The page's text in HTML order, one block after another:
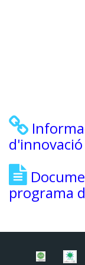
d'innovació
programa